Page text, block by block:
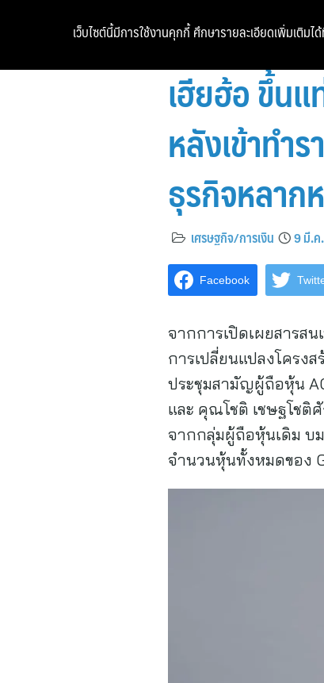
เฮียฮ้อ ขึ้น
หลังเข้าทำ
ธุรกิจหลาก
เศรษฐกิจ/การเงิน 9 มี.
Facebook
จากการเปิดเผยสารส
การเปลี่ยนแปลงโครง
ประชุมสามัญผู้ถือหุ้น
และ คุณโชติ เชษฐโชติ
จากกลุ่มผู้ถือหุ้นเดิม บ
จำนวนหุ้นทั้งหมดของ
เว็บไซต์นี้มีการใช้งานคุกกี้ ศึกษารายละเอียดเพิ่มเติมไ